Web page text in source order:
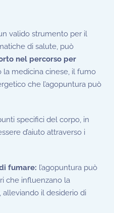
valido strumento per il
di salute, può
nel percorso per
la medicina cinese, il fumo
che l’agopuntura può
specifici del corpo, in
d’aiuto attraverso i
fumare: l’agopuntura può
che influenzano la
il desiderio di